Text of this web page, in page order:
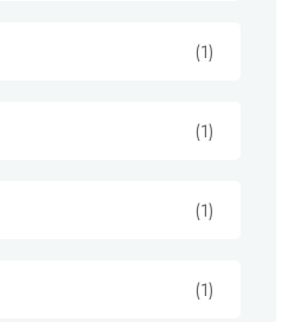
(1)
(1)
(1)
(1)